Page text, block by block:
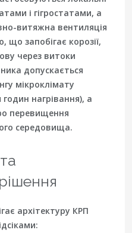
і гігростатами, а
витяжна вентиляція
що запобігає корозії,
через витоки
допускається
мікроклімату
нагрівання), а
перевищення
середовища.
архітектуру КРП